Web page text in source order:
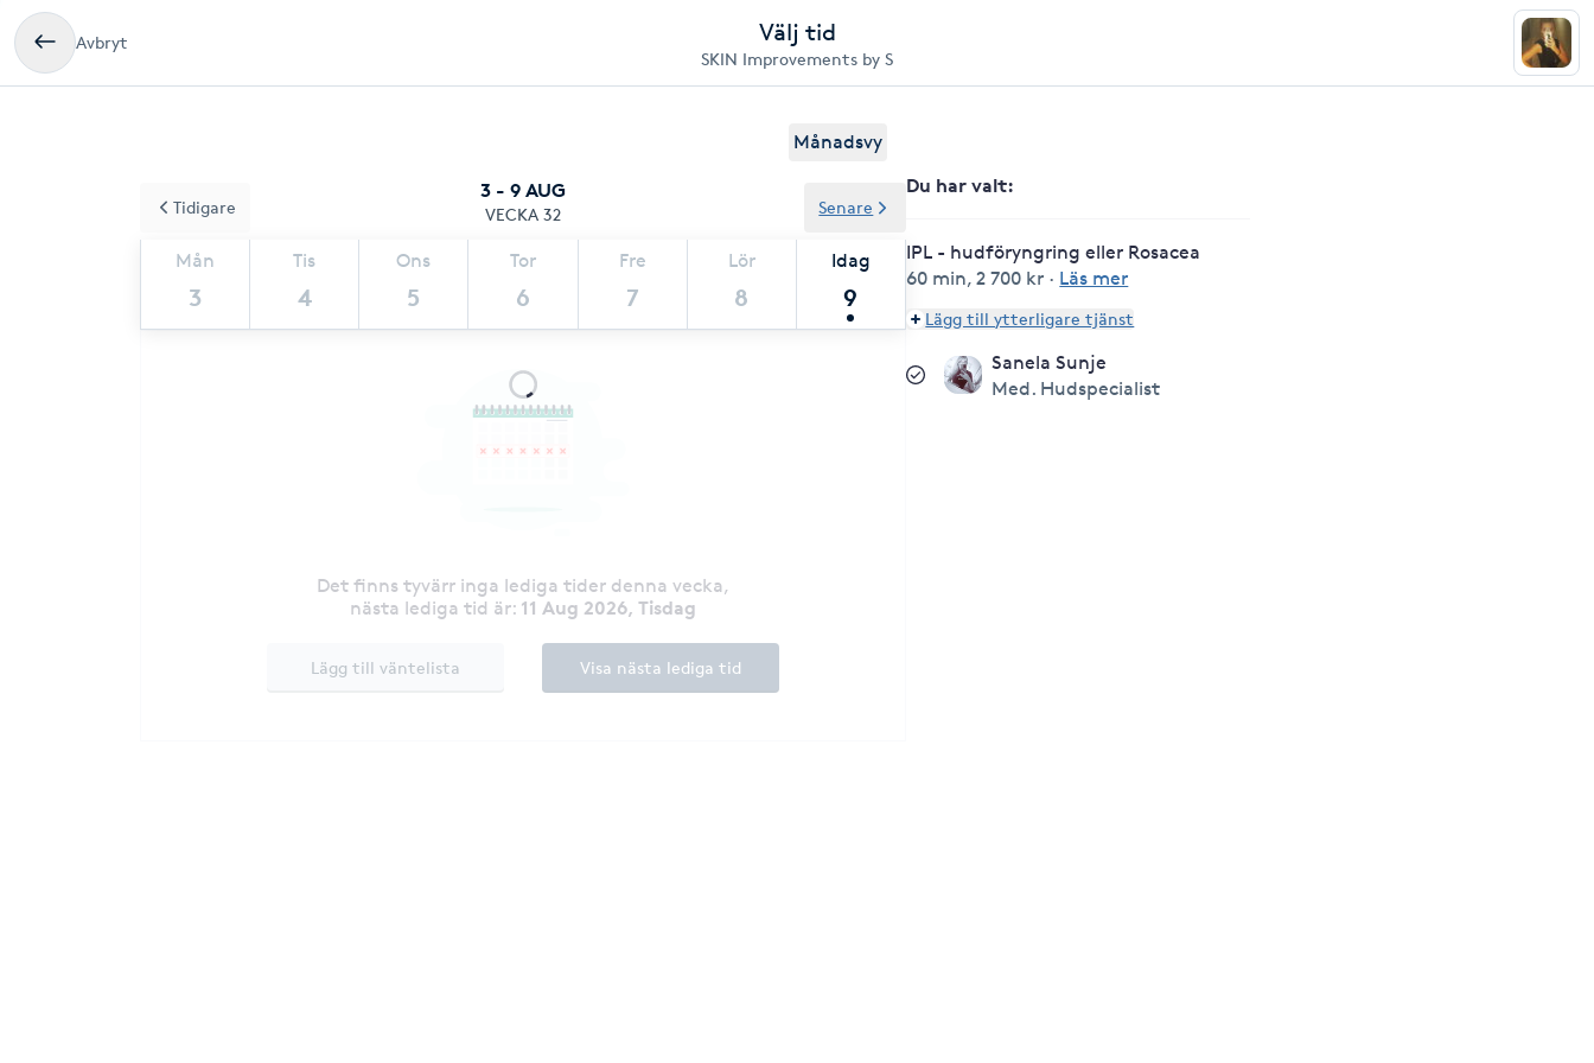
Avbryt Välj tid
SKIN Improvements by S
Månadsvy
3 - 9 AUG
VECKA 32
Mån
3
Tis
4
Ons
5
Tor
6
Fre
7
Lör
8
Idag
9
Tidigare Senare
Det finns tyvärr inga lediga tider denna vecka,
nästa lediga tid är: 11 Aug 2026, Tisdag
Lägg till väntelista Visa nästa lediga tid
Du har valt:
IPL - hudföryngring eller Rosacea
60 min,2 700 kr · Läs mer
Lägg till ytterligare tjänst
Sanela Sunje
Med. Hudspecialist